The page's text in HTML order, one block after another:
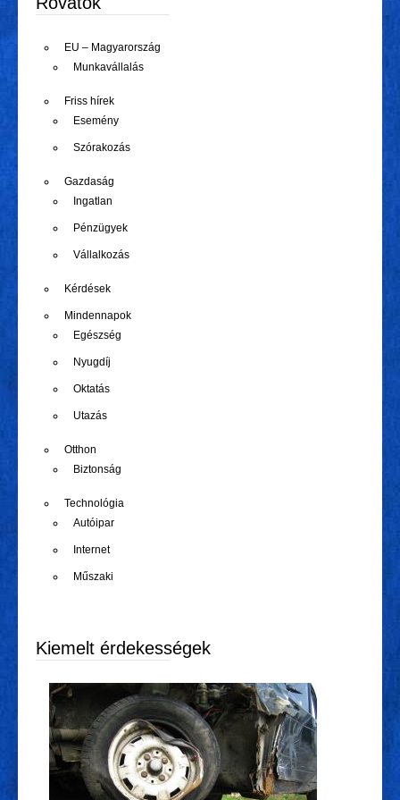
EU – Magyarország
Munkavállalás
Friss hírek
Esemény
Szórakozás
Gazdaság
Ingatlan
Pénzügyek
Vállalkozás
Kérdések
Mindennapok
Egészség
Nyugdíj
Oktatás
Utazás
Otthon
Biztonság
Technológia
Autóipar
Internet
Műszaki
Kiemelt érdekességek